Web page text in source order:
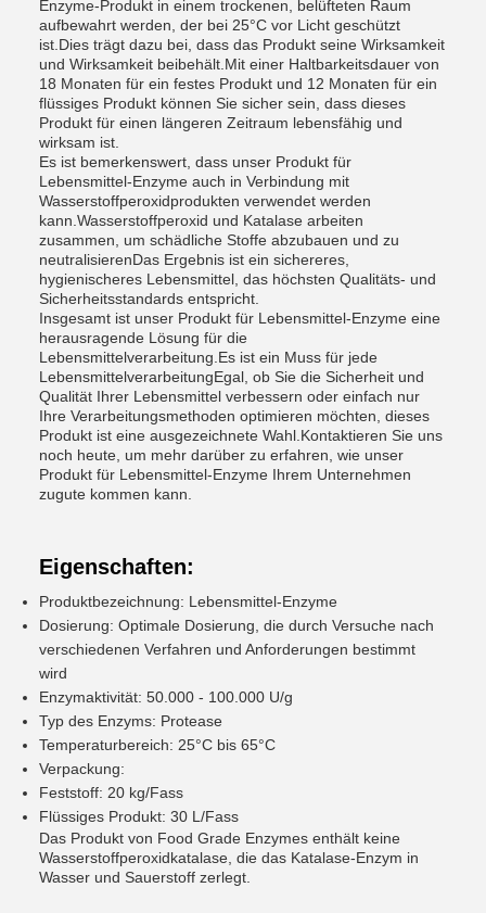
Enzyme-Produkt in einem trockenen, belüfteten Raum
aufbewahrt werden, der bei 25°C vor Licht geschützt
ist.Dies trägt dazu bei, dass das Produkt seine Wirksamkeit
und Wirksamkeit beibehält.Mit einer Haltbarkeitsdauer von
18 Monaten für ein festes Produkt und 12 Monaten für ein
flüssiges Produkt können Sie sicher sein, dass dieses
Produkt für einen längeren Zeitraum lebensfähig und
wirksam ist.
Es ist bemerkenswert, dass unser Produkt für
Lebensmittel-Enzyme auch in Verbindung mit
Wasserstoffperoxidprodukten verwendet werden
kann.Wasserstoffperoxid und Katalase arbeiten
zusammen, um schädliche Stoffe abzubauen und zu
neutralisierenDas Ergebnis ist ein sichereres,
hygienischeres Lebensmittel, das höchsten Qualitäts- und
Sicherheitsstandards entspricht.
Insgesamt ist unser Produkt für Lebensmittel-Enzyme eine
herausragende Lösung für die
Lebensmittelverarbeitung.Es ist ein Muss für jede
LebensmittelverarbeitungEgal, ob Sie die Sicherheit und
Qualität Ihrer Lebensmittel verbessern oder einfach nur
Ihre Verarbeitungsmethoden optimieren möchten, dieses
Produkt ist eine ausgezeichnete Wahl.Kontaktieren Sie uns
noch heute, um mehr darüber zu erfahren, wie unser
Produkt für Lebensmittel-Enzyme Ihrem Unternehmen
zugute kommen kann.
Eigenschaften:
Produktbezeichnung: Lebensmittel-Enzyme
Dosierung: Optimale Dosierung, die durch Versuche nach
verschiedenen Verfahren und Anforderungen bestimmt
wird
Enzymaktivität: 50.000 - 100.000 U/g
Typ des Enzyms: Protease
Temperaturbereich: 25°C bis 65°C
Verpackung:
Feststoff: 20 kg/Fass
Flüssiges Produkt: 30 L/Fass
Das Produkt von Food Grade Enzymes enthält keine
Wasserstoffperoxidkatalase, die das Katalase-Enzym in
Wasser und Sauerstoff zerlegt.